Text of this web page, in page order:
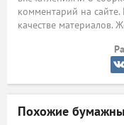
комментарий на
качестве материалов.
Похожие